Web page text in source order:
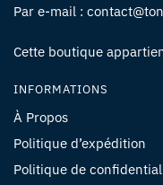
Par e-mail :
Cette boutique
INFORMATIONS
À Propos
Politique d’expédition
Politique de